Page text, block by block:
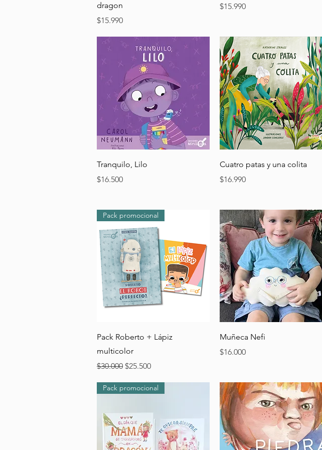
dragon
Precio
$15.990
Precio
$15.990
Vista rápida
Tranquilo, Lilo
Precio
$16.500
Vista rápida
Cuatro patas y una colita
Precio
$16.990
Vista rápida
Pack promocional
Pack Roberto + Lápiz
multicolor
Precio
$30.000 Precio de oferta
$25.500
Vista rápida
Muñeca Nefi
Precio
$16.000
Pack promocional